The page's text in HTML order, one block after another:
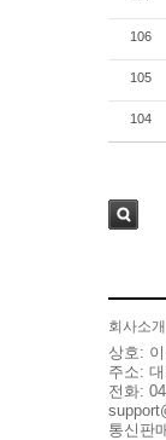
106
105
104
회사소개
상호:
주소:
전화:
통신판